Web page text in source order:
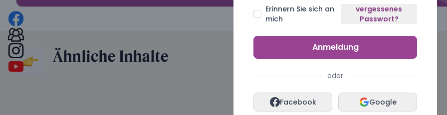
Ähnliche Inhalte
Erinnern Sie sich an
mich
vergessenes
Passwort?
Anmeldung
oder
Facebook Google